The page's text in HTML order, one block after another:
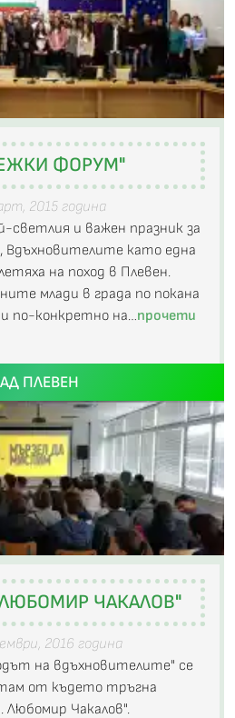
ФОРУМ"
2015 година
светлия и важен празник за
Вдъхновителите като една
на поход в Плевен.
млади в града по покана
по-конкретно на…прочети
ПЛЕВЕН
ЧАКАЛОВ"
2016 година
на вдъхновителите" се
там от където тръгна
Чакалов".